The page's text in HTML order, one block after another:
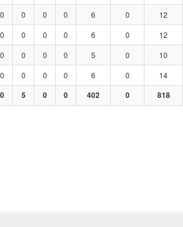
0 0 0 0 6 0 12
0 0 0 0 6 0 12
0 0 0 0 5 0 10
0 0 0 0 6 0 14
0 5 0 0 402 0 818